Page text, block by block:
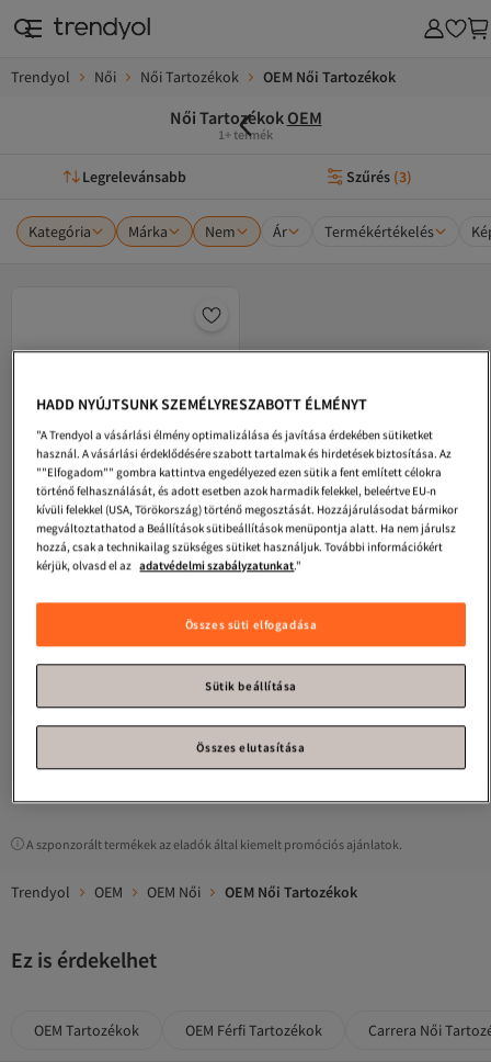
Trendyol Női Női Tartozékok OEM Női Tartozékok
Női Tartozékok OEM
1+ termék
Legrelevánsabb Szűrés (3)
Kategória Márka Nem Ár Termékértékelés
7 637
A szponzorált termékek az eladók által kiemelt promóciós ajánlatok.
Trendyol OEM OEM Női OEM Női Tartozékok
Ez is érdekelhet
OEM Tartozékok OEM Férfi Tartozékok Carrera Női
HADD NYÚJTSUNK SZEMÉLYRESZABOTT ÉLMÉNYT
"A Trendyol a vásárlási élmény optimalizálása és javítása érdekében sütiketket
használ. A vásárlási érdeklődésére szabott tartalmak és hirdetések biztosítása. Az
""Elfogadom"" gombra kattintva engedélyezed ezen sütik a fent említett célokra
történő felhasználását, és adott esetben azok harmadik felekkel, beleértve EU-n
kívüli felekkel (USA, Törökország) történő megosztását. Hozzájárulásodat bármikor
megváltoztathatod a Beállítások sütibeállítások menüpontja alatt. Ha nem járulsz
hozzá, csak a technikailag szükséges sütiket használjuk. További információkért
kérjük, olvasd el az adatvédelmi szabályzatunkat."
Összes süti elfogadása
Sütik beállítása
Összes elutasítása